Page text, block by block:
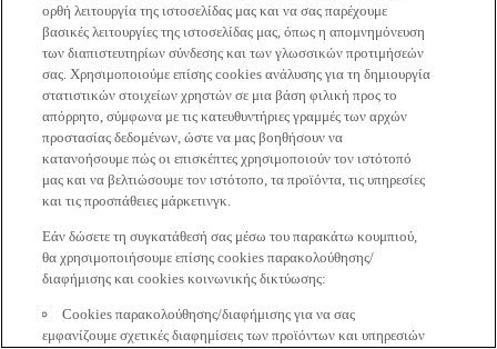
ορθή λειτουργία της ιστοσελίδας μας και να σας παρέχουμε
βασικές λειτουργίες της ιστοσελίδας μας, όπως η απομνημόνευση
των διαπιστευτηρίων σύνδεσης και των γλωσσικών προτιμήσεών
σας. Χρησιμοποιούμε επίσης cookies ανάλυσης για τη δημιουργία
στατιστικών στοιχείων χρηστών σε μια βάση φιλική προς το
απόρρητο, σύμφωνα με τις κατευθυντήριες γραμμές των αρχών
προστασίας δεδομένων, ώστε να μας βοηθήσουν να
κατανοήσουμε πώς οι επισκέπτες χρησιμοποιούν τον ιστότοπό
μας και να βελτιώσουμε τον ιστότοπο, τα προϊόντα, τις υπηρεσίες
και τις προσπάθειες μάρκετινγκ.
Εάν δώσετε τη συγκατάθεσή σας μέσω του παρακάτω κουμπιού,
θα χρησιμοποιήσουμε επίσης cookies παρακολούθησης/
διαφήμισης και cookies κοινωνικής δικτύωσης:
Cookies παρακολούθησης/διαφήμισης για να σας
εμφανίζουμε σχετικές διαφημίσεις των προϊόντων και υπηρεσιών